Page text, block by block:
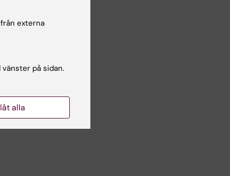
externa
på sidan.
alla